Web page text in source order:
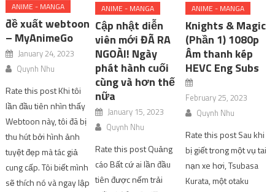
ANIME - MANGA
đề xuất webtoon
– MyAnimeGo
January 24, 2023
Quynh Nhu
Rate this post Khi tôi
lần đầu tiên nhìn thấy
Webtoon này, tôi đã bị
thu hút bởi hình ảnh
tuyệt đẹp mà tác giả
cung cấp. Tôi biết mình
sẽ thích nó và ngay lập
ANIME - MANGA
Cập nhật diễn
viên mới ĐÃ RA
NGOÀI! Ngày
phát hành cuối
cùng và hơn thế
nữa
January 15, 2023
Quynh Nhu
Rate this post Quảng
cáo Bất cứ ai lần đầu
tiên được nếm trải
ANIME - MANGA
Knights & Magic
(Phần 1) 1080p
Âm thanh kép
HEVC Eng Subs
February 25, 2023
Quynh Nhu
Rate this post Sau khi
bị giết trong một vụ tai
nạn xe hơi, Tsubasa
Kurata, một otaku